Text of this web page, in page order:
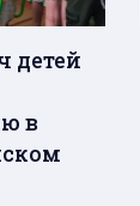
детей
в